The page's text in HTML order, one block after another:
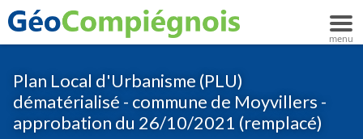
Plan Local d'Urbanisme (PLU)
dématérialisé - commune de Moyvillers -
approbation du 26/10/2021 (remplacé)